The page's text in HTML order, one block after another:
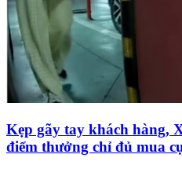
Kẹp gãy tay khách hàng,
điểm thưởng chỉ đủ mua